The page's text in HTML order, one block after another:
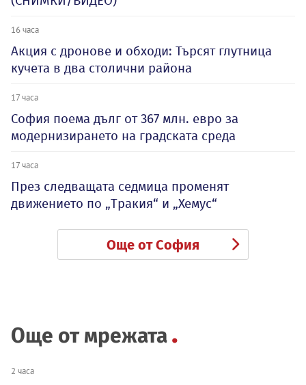
16 часа
Акция с дронове и обходи: Търсят глутница
кучета в два столични района
17 часа
София поема дълг от 367 млн. евро за
модернизирането на градската среда
17 часа
През следващата седмица променят
движението по „Тракия“ и „Хемус“
Още от София
Още от мрежата
2 часа